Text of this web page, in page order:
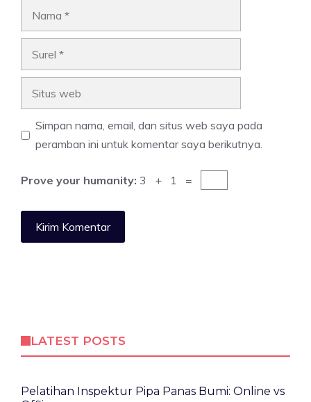
Simpan nama, email, dan situs web saya pada
peramban ini untuk komentar saya berikutnya.
Prove your humanity: 3 + 1 =
LATEST POSTS
Pelatihan Inspektur Pipa Panas Bumi: Online vs